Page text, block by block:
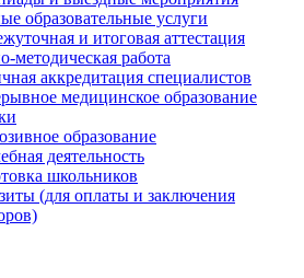
образовательные услуги
и итоговая аттестация
методическая работа
аккредитация специалистов
медицинское образование
образование
деятельность
школьников
(для оплаты и заключения